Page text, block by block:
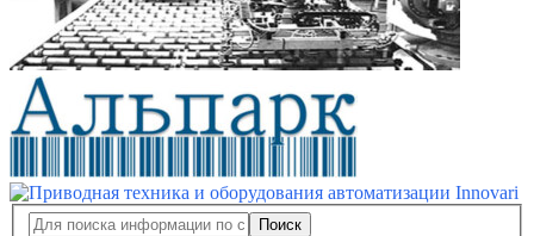
Поиск